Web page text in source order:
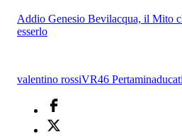
Addio Genesio Bevilacqua, il Mito
esserlo
valentino rossiVR46 Pertamina